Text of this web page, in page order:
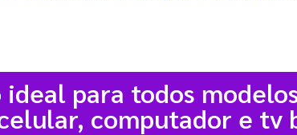
para todos
computador e tv